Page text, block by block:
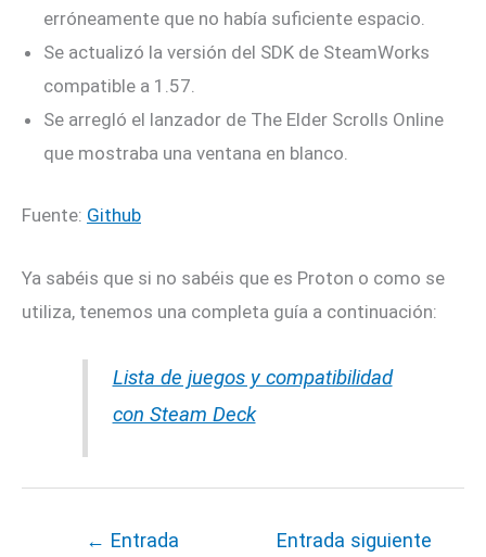
erróneamente que no había suficiente espacio.
Se actualizó la versión del SDK de SteamWorks
compatible a 1.57.
Se arregló el lanzador de The Elder Scrolls Online
que mostraba una ventana en blanco.
Fuente: Github
Ya sabéis que si no sabéis que es Proton o como se
utiliza, tenemos una completa guía a continuación:
Lista de juegos y compatibilidad
con Steam Deck
← Entrada
Entrada siguiente